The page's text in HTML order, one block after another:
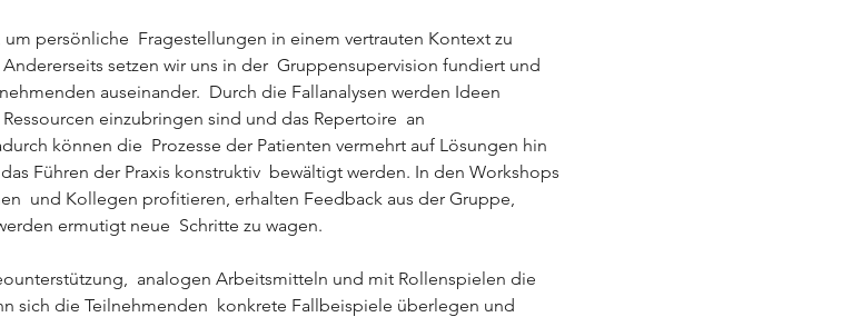
persönliche  Fragestellungen in einem vertrauten Kontext zu
setzen wir uns in der  Gruppensupervision fundiert und
auseinander.  Durch die Fallanalysen werden Ideen
einzubringen sind und das Repertoire  an
können die  Prozesse der Patienten vermehrt auf Lösungen hin
Führen der Praxis konstruktiv  bewältigt werden. In den Workshops
und Kollegen profitieren, erhalten Feedback aus der Gruppe,
ermutigt neue  Schritte zu wagen.
analogen Arbeitsmitteln und mit Rollenspielen die
sich die Teilnehmenden  konkrete Fallbeispiele überlegen und